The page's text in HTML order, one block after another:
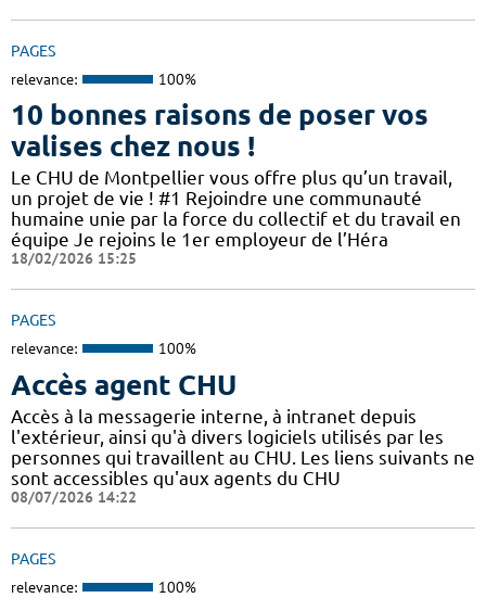
PAGES
relevance: 100%
10 bonnes raisons de poser vos
valises chez nous !
Le CHU de Montpellier vous offre plus qu’un travail,
un projet de vie ! #1 Rejoindre une communauté
humaine unie par la force du collectif et du travail en
équipe Je rejoins le 1er employeur de l’Héra
18/02/2026 15:25
PAGES
relevance: 100%
Accès agent CHU
Accès à la messagerie interne, à intranet depuis
l'extérieur, ainsi qu'à divers logiciels utilisés par les
personnes qui travaillent au CHU. Les liens suivants ne
sont accessibles qu'aux agents du CHU
08/07/2026 14:22
PAGES
relevance: 100%